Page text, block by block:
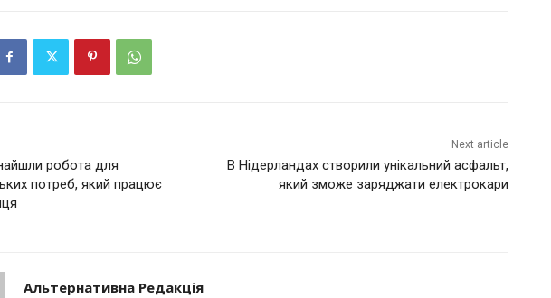
робота для
потреб, який працює
Next article
В Нідерландах створили унікальний асфальт,
який зможе заряджати електрокари
Альтернативна Редакція